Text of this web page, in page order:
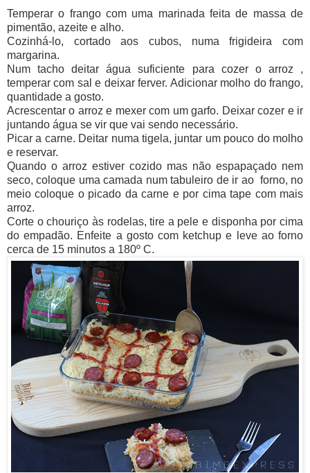
Temperar o frango com uma marinada feita de massa de
pimentão, azeite e alho.
Cozinhá-lo, cortado aos cubos, numa frigideira com
margarina.
Num tacho deitar água suficiente para cozer o arroz ,
temperar com sal e deixar ferver. Adicionar molho do frango,
quantidade a gosto.
Acrescentar o arroz e mexer com um garfo. Deixar cozer e ir
juntando água se vir que vai sendo necessário.
Picar a carne. Deitar numa tigela, juntar um pouco do molho
e reservar.
Quando o arroz estiver cozido mas não espapaçado nem
seco, coloque uma camada num tabuleiro de ir ao forno, no
meio coloque o picado da carne e por cima tape com mais
arroz.
Corte o chouriço às rodelas, tire a pele e disponha por cima
do empadão. Enfeite a gosto com ketchup e leve ao forno
cerca de 15 minutos a 180º C.